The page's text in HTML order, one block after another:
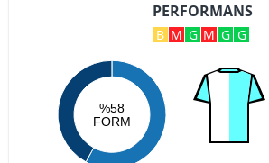
PERFORMANS
B M G M G G
%58
FORM